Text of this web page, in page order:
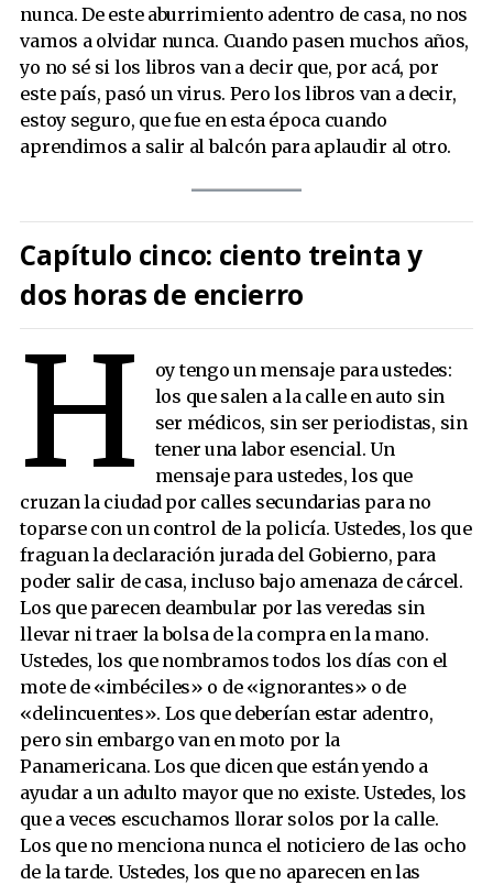
nunca. De este aburrimiento adentro de casa, no nos
vamos a olvidar nunca. Cuando pasen muchos años,
yo no sé si los libros van a decir que, por acá, por
este país, pasó un virus. Pero los libros van a decir,
estoy seguro, que fue en esta época cuando
aprendimos a salir al balcón para aplaudir al otro.
Capítulo cinco: ciento treinta y
dos horas de encierro
H
oy tengo un mensaje para ustedes:
los que salen a la calle en auto sin
ser médicos, sin ser periodistas, sin
tener una labor esencial. Un
mensaje para ustedes, los que
cruzan la ciudad por calles secundarias para no
toparse con un control de la policía. Ustedes, los que
fraguan la declaración jurada del Gobierno, para
poder salir de casa, incluso bajo amenaza de cárcel.
Los que parecen deambular por las veredas sin
llevar ni traer la bolsa de la compra en la mano.
Ustedes, los que nombramos todos los días con el
mote de «imbéciles» o de «ignorantes» o de
«delincuentes». Los que deberían estar adentro,
pero sin embargo van en moto por la
Panamericana. Los que dicen que están yendo a
ayudar a un adulto mayor que no existe. Ustedes, los
que a veces escuchamos llorar solos por la calle.
Los que no menciona nunca el noticiero de las ocho
de la tarde. Ustedes, los que no aparecen en las